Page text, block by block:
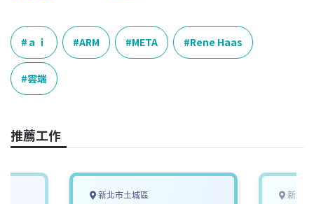
c
e
b
o
o
e
r
e
a
n
k
e
p
y
L
ａｉ ARM META Rene Haas
雲端
推薦工作
新北市土城區 新北